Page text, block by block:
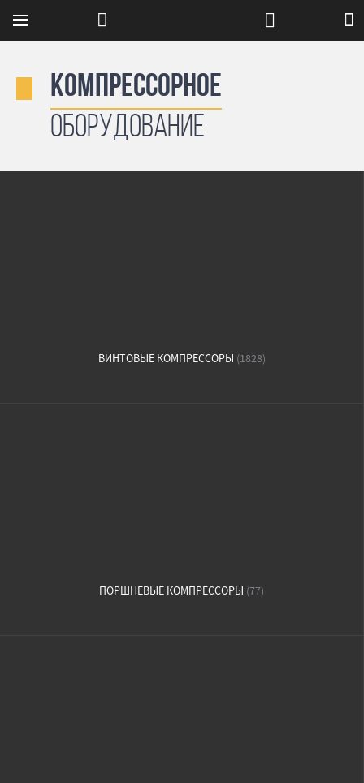
Компрессорное
оборудование
ВИНТОВЫЕ КОМПРЕССОРЫ (1828)
ПОРШНЕВЫЕ КОМПРЕССОРЫ (77)